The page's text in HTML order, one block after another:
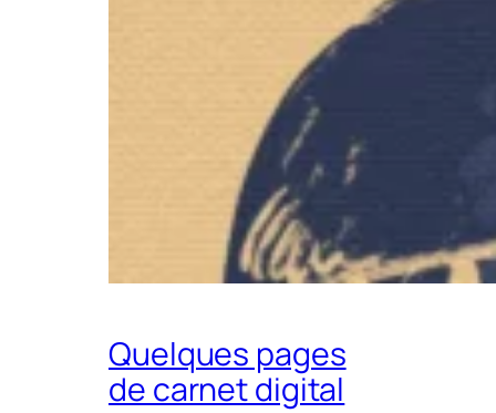
Quelques pages
de carnet digital